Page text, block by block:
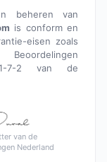
beheren van
is conform en
eisen zoals
7-2 van de
van de
Nederland